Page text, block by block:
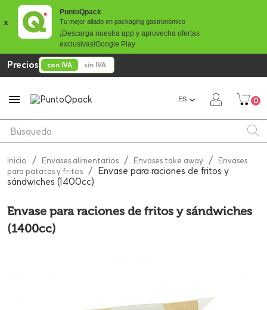
x
PuntoQpack
Tu mejor aliado en packaging gastronómico
¡Descarga nuestra app y aprovecha ofertas
exclusivas!Google Play
Precios con IVA sin IVA
 ES 0
Inicio Envases alimentarios Envases take away
Envases
para patatas y fritos
Envase para raciones de fritos y
sándwiches (1400cc)
Envase para raciones de fritos y sándwiches
(1400cc)